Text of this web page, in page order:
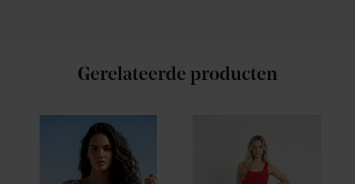
Gerelateerde producten